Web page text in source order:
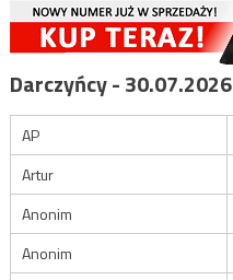
Darczyńcy - 30.07.2026
AP
Artur
Anonim
Anonim